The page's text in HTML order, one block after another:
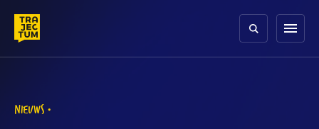
content
menu
NIEUWS